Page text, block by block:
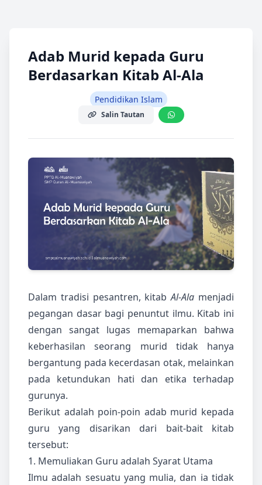
Adab Murid kepada Guru
Berdasarkan Kitab Al-Ala
Pendidikan Islam
Salin Tautan
Dalam tradisi pesantren, kitabAl-Ala menjadi
pegangan dasar bagi penuntut ilmu. Kitab ini
dengan sangat lugas memaparkan bahwa
keberhasilan seorang murid tidak hanya
bergantung pada kecerdasan otak, melainkan
pada ketundukan hati dan etika terhadap
gurunya.
Berikut adalah poin-poin adab murid kepada
guru yang disarikan dari bait-bait kitab
tersebut:
1. Memuliakan Guru adalah Syarat Utama
Ilmu adalah sesuatu yang mulia, dan ia tidak